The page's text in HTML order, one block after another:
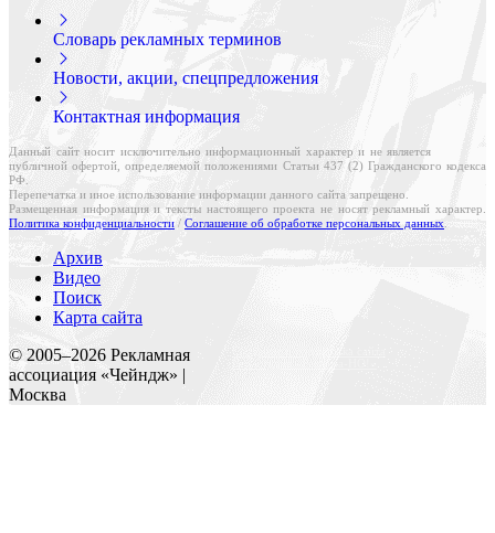
Словарь рекламных терминов
Новости, акции, спецпредложения
Контактная информация
Данный сайт носит исключительно информационный характер и не является
публичной офертой, определяемой положениями Статьи 437 (2) Гражданского кодекса
РФ.
Перепечатка и иное использование информации данного сайта запрещено.
Размещенная информация и тексты настоящего проекта не носят рекламный характер.
Политика конфиденциальности / Соглашение об обработке персональных данных
Архив
Видео
Поиск
Карта сайта
© 2005–2026 Рекламная
ассоциация «Чейндж» |
Москва